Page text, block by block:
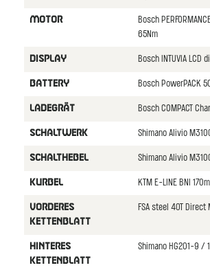
MOTOR
Bosch
65Nm
DISPLAY Bosch INTUVIA LCD
BATTERY Bosch PowerPACK
LADEGRÄT Bosch COMPACT
SCHALTWERK Shimano Alivio
SCHALTHEBEL Shimano Alivio
KURBEL KTM E-LINE BNI
VORDERES
KETTENBLATT
FSA steel 40T
HINTERES
KETTENBLATT
Shimano HG201-9 /